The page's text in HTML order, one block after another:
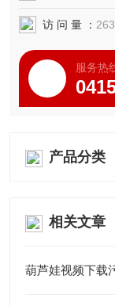
访 问 量 ：
服务热
产品分类
相关文章
葫芦娃视频下载